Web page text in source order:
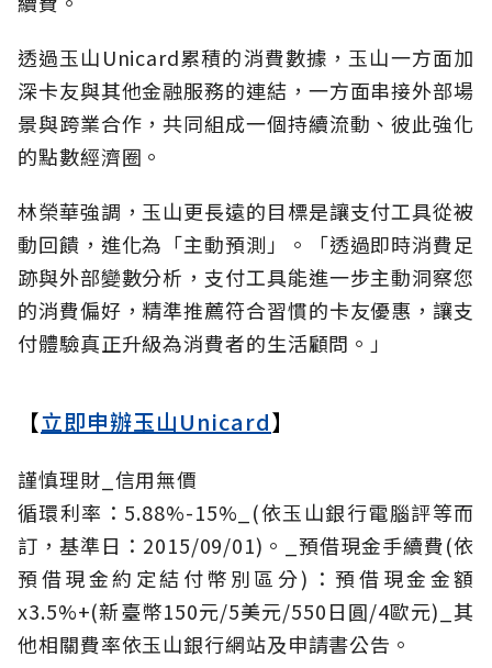
透過玉山Unicard累積的消費數據，玉山一方面加
深卡友與其他金融服務的連結，一方面串接外部場
景與跨業合作，共同組成一個持續流動、彼此強化
的點數經濟圈。
林榮華強調，玉山更長遠的目標是讓支付工具從被
動回饋，進化為「主動預測」。「透過即時消費足
跡與外部變數分析，支付工具能進一步主動洞察您
的消費偏好，精準推薦符合習慣的卡友優惠，讓支
付體驗真正升級為消費者的生活顧問。」
【立即申辦玉山Unicard】
謹慎理財_信用無價
循環利率：5.88%-15%_(依玉山銀行電腦評等而
訂，基準日：2015/09/01)。_預借現金手續費(依
預借現金約定結付幣別區分)：預借現金金額
x3.5%+(新臺幣150元/5美元/550日圓/4歐元)_其
他相關費率依玉山銀行網站及申請書公告。